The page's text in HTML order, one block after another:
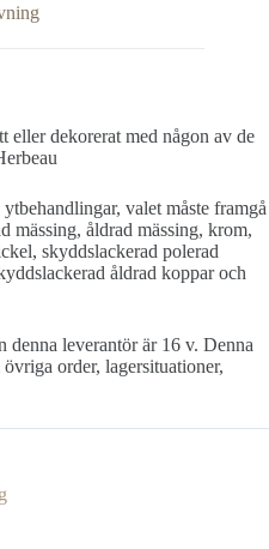
eller dekorerat med någon av de
valet måste framgå
mässing, åldrad mässing, krom,
skyddslackerad polerad
åldrad koppar och
denna leverantör är 16 v. Denna
order, lagersituationer,